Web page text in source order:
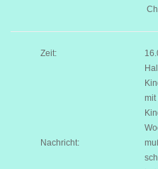
Zeit:
Nachricht:
mit